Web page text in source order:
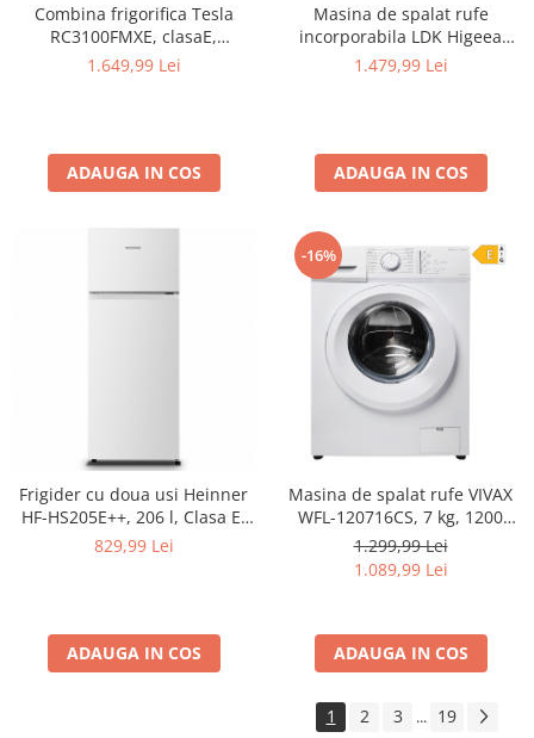
Combina frigorifica Tesla
RC3100FMXE, clasaE,
310LTotal No Frost, Display
1.649,99 Lei
ADAUGA IN COS
Masina de spalat rufe
incorporabila LDK Higeea
812DD BI, 8 Kg, Clasa D, 1200
1.479,99 Lei
ADAUGA IN COS
Frigider cu doua usi Heinner
HF-HS205E++, 206 l, Clasa E,
lumina LED, 3 rafturi de sticla,
829,99 Lei
ADAUGA IN COS
-16%
Masina de spalat rufe VIVAX
WFL-120716CS, 7 kg, 1200
RPM, Clasa A, Motor Inverter,
Alb
1.299,99 Lei
1.089,99 Lei
ADAUGA IN COS
1 2 3 ... 19